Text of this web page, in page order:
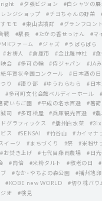
#夕張ビジョン
#白シャツの展
ンジショップ #チヨちゃんの野菜
モモ #東山古墳群
#グランフロン
戦 #駅長 #たかの香せっけん
#マ
ファーム #ジャズ #うばらばら
#お祷人 #倉庫市 #金比羅神社 #
会 #多可の輪 #侍ジャパン
#JA
年賀状全国コンクール #日本酒の日
り #語り部 #ゆうわらわら
#日
#多可町文化会館ベルディーホール
荷いちご園 #平成の名水百選
#箸荷
司 #多可桧屋 #兵庫観光百選
#
グラフィックス #播州白水菜 #3ix
ス #SENSAI #竹谷山
#カイマナ
イーツ #まちづくり #祭 #米粉サ
#お焚き上げ #七代目藤岡農場 #日光
#肉倍 #米粉タルト #敬老の日
#なか・やちよの森公園 #播州地卵
#KOBE new WORLD
#切り株バウ
オ #検見